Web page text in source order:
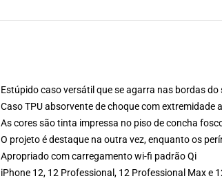
Estúpido caso versátil que se agarra nas bordas do
Caso TPU absorvente de choque com extremidade
As cores são tinta impressa no piso de concha
O projeto é destaque na outra vez, enquanto os
Apropriado com carregamento wi-fi padrão Qi
iPhone 12, 12 Professional, 12 Professional Max